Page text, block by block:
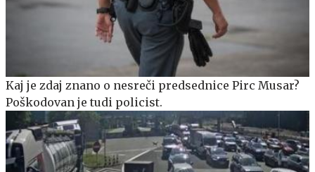
Kaj je zdaj znano o nesreči predsednice Pirc Musar?
Poškodovan je tudi policist.